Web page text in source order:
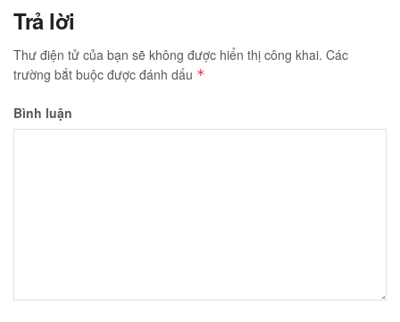
Trả lời
Thư điện tử của bạn sẽ không được hiển thị công khai. Các
trường bắt buộc được đánh dấu *
Bình luận